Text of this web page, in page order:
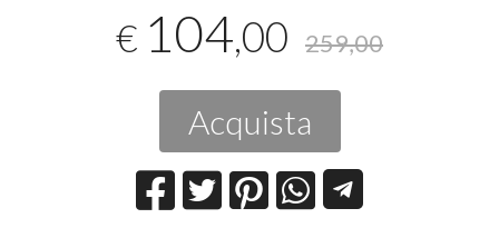
€ 104,00 259,00
Acquista